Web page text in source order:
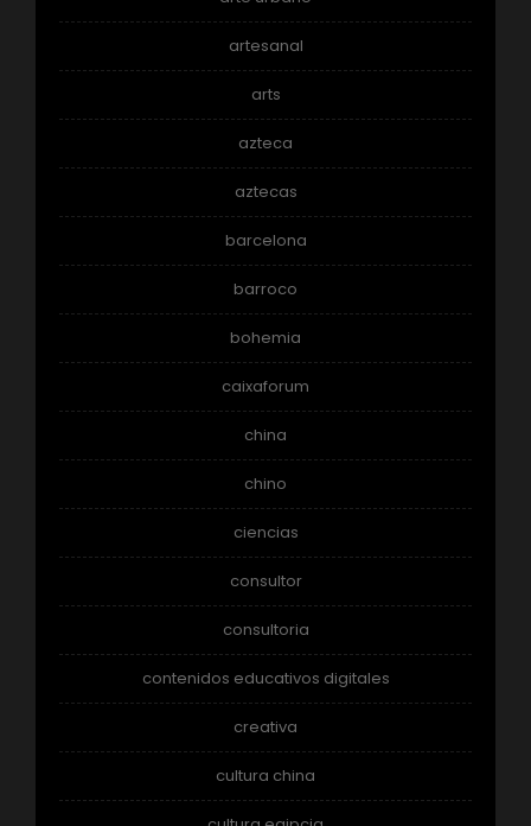
artesanal
arts
azteca
aztecas
barcelona
barroco
bohemia
caixaforum
china
chino
ciencias
consultor
consultoria
contenidos educativos digitales
creativa
cultura china